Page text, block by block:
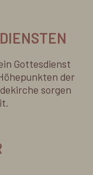
Gottesdienst
der
sorgen